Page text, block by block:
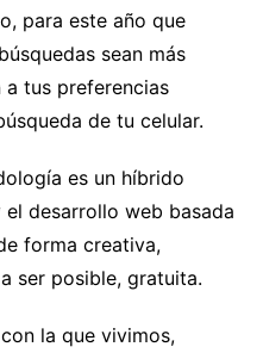
para este año que
sean más
tus preferencias
de tu celular.
es un híbrido
desarrollo web basada
forma creativa,
ser posible, gratuita.
la que vivimos,